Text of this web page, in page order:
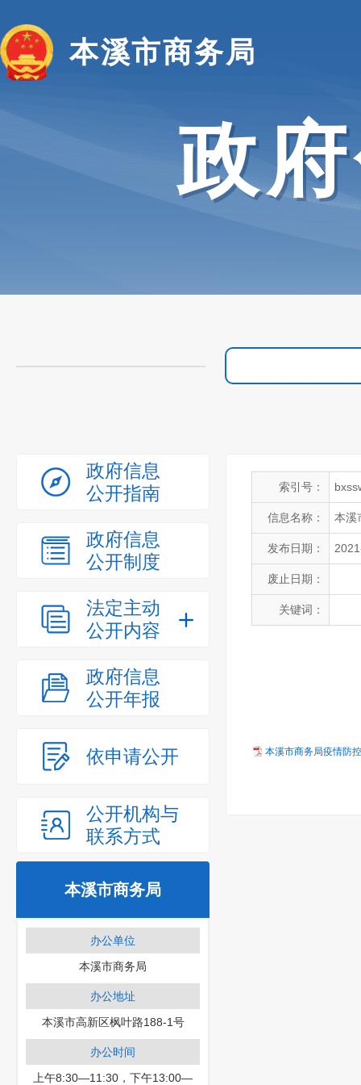
本溪市商务局
政
政府信息
公开指南
政府信息
公开制度
法定主动
公开内容
政府信息
公开年报
依申请公开
公开机构与
联系方式
本溪市商务局
办公单位
本溪市商务局
办公地址
本溪市高新区枫叶路188-1号
办公时间
上午8:30—11:30，下午13:00—
索引号：
信息名称： 本溪
发布日期：
废止日期：
关键词：
本溪市商务局疫情防